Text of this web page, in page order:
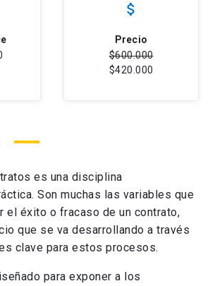
attach_money
Precio
$600.000
$420.000
es una disciplina
Son muchas las variables que
el éxito o fracaso de un contrato,
que se va desarrollando a través
clave para estos procesos.
para exponer a los